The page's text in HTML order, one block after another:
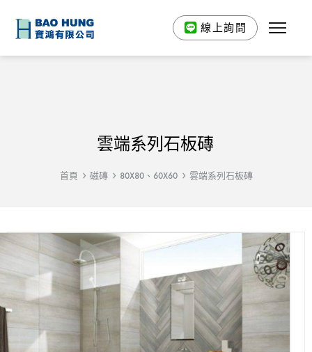
線上詢問
雲端系列石板磚
首頁 磁磚 80X80、60X60 雲端系列石板磚